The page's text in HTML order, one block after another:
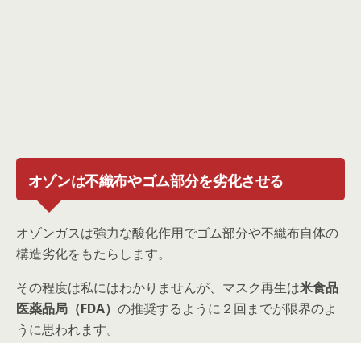
オゾンは不織布やゴム部分を劣化させる
オゾンガスは強力な酸化作用でゴム部分や不織布自体の
構造劣化をもたらします。
その程度は私にはわかりませんが、マスク再生は米食品
医薬品局（FDA） の推奨するように２回までが限界のよ
うに思われます。